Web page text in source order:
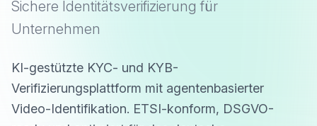
Sichere Identitätsverifizierung für
Unternehmen
KI-gestützte KYC- und KYB-
Verifizierungsplattform mit agentenbasierter
Video-Identifikation. ETSI-konform, DSGVO-